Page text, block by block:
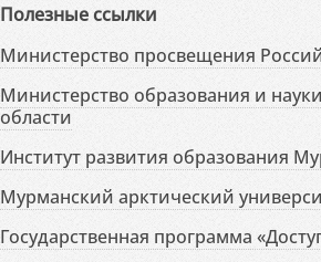
Полезные ссылки
Министерство просвещения
Министерство образования и
области
Институт развития образования
Мурманский арктический
Государственная программа